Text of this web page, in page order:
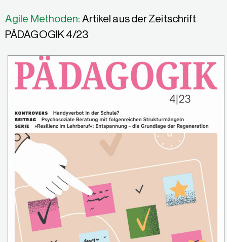
Agile Methoden: Artikel aus der Zeitschrift
PÄDAGOGIK 4/23